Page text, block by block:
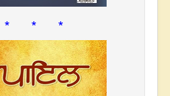
* * *